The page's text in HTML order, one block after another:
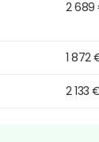
2 689
1
2 133